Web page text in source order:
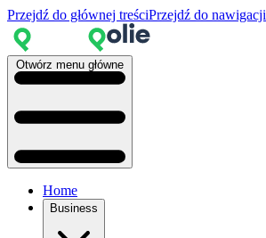
Przejdź do głównej treściPrzejdź do nawigacji
Otwórz menu główne
Home
Business